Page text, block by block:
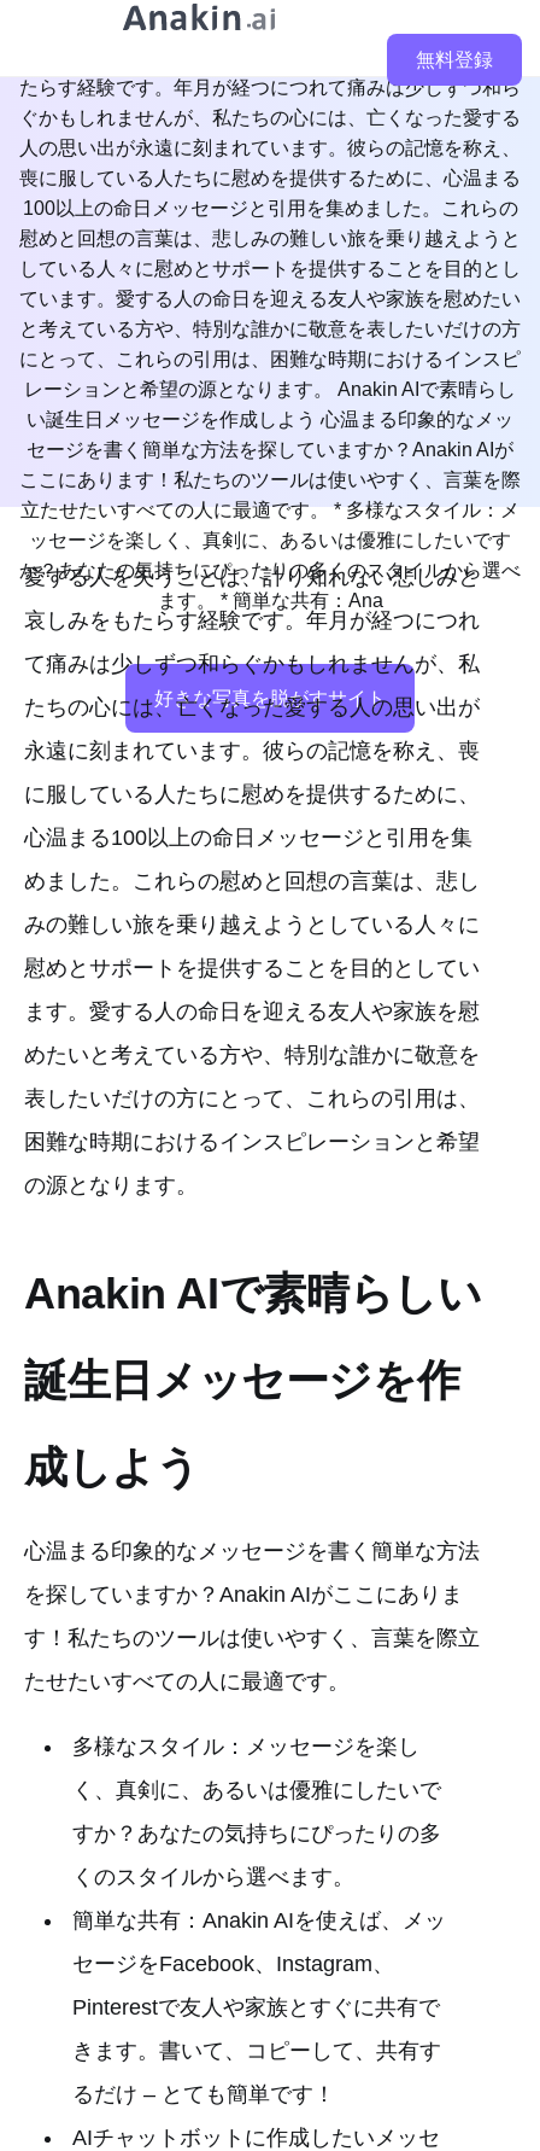
無料登録
愛する人を失うことは、計り知れない悲しみと哀しみをも
たらす経験です。年月が経つにつれて痛みは少しずつ和ら
ぐかもしれませんが、私たちの心には、亡くなった愛する
人の思い出が永遠に刻まれています。彼らの記憶を称え、
喪に服している人たちに慰めを提供するために、心温まる
100以上の命日メッセージと引用を集めました。これらの
慰めと回想の言葉は、悲しみの難しい旅を乗り越えようと
している人々に慰めとサポートを提供することを目的とし
ています。愛する人の命日を迎える友人や家族を慰めたい
と考えている方や、特別な誰かに敬意を表したいだけの方
にとって、これらの引用は、困難な時期におけるインスピ
レーションと希望の源となります。 Anakin AIで素晴らし
い誕生日メッセージを作成しよう 心温まる印象的なメッ
セージを書く簡単な方法を探していますか？Anakin AIが
ここにあります！私たちのツールは使いやすく、言葉を際
立たせたいすべての人に最適です。 * 多様なスタイル：メ
ッセージを楽しく、真剣に、あるいは優雅にしたいです
か？あなたの気持ちにぴったりの多くのスタイルから選べ
ます。 * 簡単な共有：Ana
好きな写真を脱がすサイト
愛する人を失うことは、計り知れない悲しみと
哀しみをもたらす経験です。年月が経つにつれ
て痛みは少しずつ和らぐかもしれませんが、私
たちの心には、亡くなった愛する人の思い出が
永遠に刻まれています。彼らの記憶を称え、喪
に服している人たちに慰めを提供するために、
心温まる100以上の命日メッセージと引用を集
めました。これらの慰めと回想の言葉は、悲し
みの難しい旅を乗り越えようとしている人々に
慰めとサポートを提供することを目的としてい
ます。愛する人の命日を迎える友人や家族を慰
めたいと考えている方や、特別な誰かに敬意を
表したいだけの方にとって、これらの引用は、
困難な時期におけるインスピレーションと希望
の源となります。
Anakin AIで素晴らしい
誕生日メッセージを作
成しよう
心温まる印象的なメッセージを書く簡単な方法
を探していますか？Anakin AIがここにありま
す！私たちのツールは使いやすく、言葉を際立
たせたいすべての人に最適です。
多様なスタイル：メッセージを楽し
く、真剣に、あるいは優雅にしたいで
すか？あなたの気持ちにぴったりの多
くのスタイルから選べます。
簡単な共有：Anakin AIを使えば、メッ
セージをFacebook、Instagram、
Pinterestで友人や家族とすぐに共有で
きます。書いて、コピーして、共有す
るだけ – とても簡単です！
AIチャットボットに作成したいメッセ